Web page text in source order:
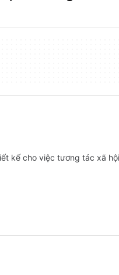
kế cho việc tương tác xã